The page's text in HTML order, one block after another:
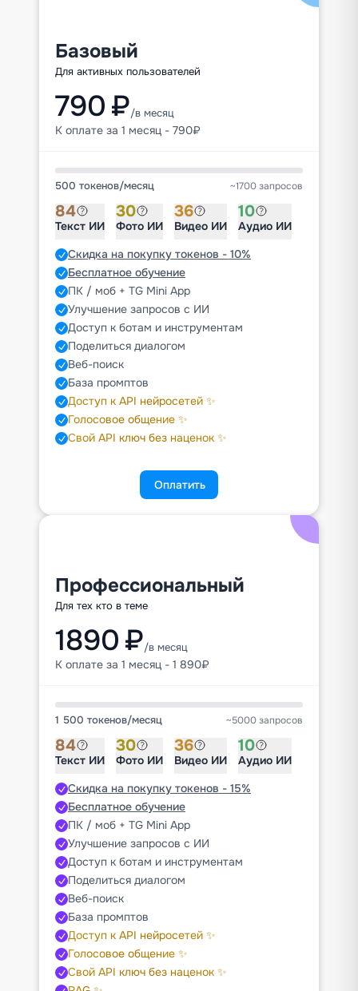
Базовый
Для активных пользователей
790 ₽/в месяц
К оплате за 1 месяц - 790₽
500 токенов/месяц ~1700 запросов
84
Текст ИИ
30
Фото ИИ
36
Видео ИИ
10
Аудио ИИ
Скидка на покупку токенов - 10%
Бесплатное обучение
ПК / моб + TG Mini App
Улучшение запросов с ИИ
Доступ к ботам и инструментам
Поделиться диалогом
Веб-поиск
База промптов
Доступ к API нейросетей ✨
Голосовое общение ✨
Свой API ключ без наценок ✨
Оплатить
Профессиональный
Для тех кто в теме
1890 ₽/в месяц
К оплате за 1 месяц - 1 890₽
1 500 токенов/месяц ~5000 запросов
84
Текст ИИ
30
Фото ИИ
36
Видео ИИ
10
Аудио ИИ
Скидка на покупку токенов - 15%
Бесплатное обучение
ПК / моб + TG Mini App
Улучшение запросов с ИИ
Доступ к ботам и инструментам
Поделиться диалогом
Веб-поиск
База промптов
Доступ к API нейросетей ✨
Голосовое общение ✨
Свой API ключ без наценок ✨